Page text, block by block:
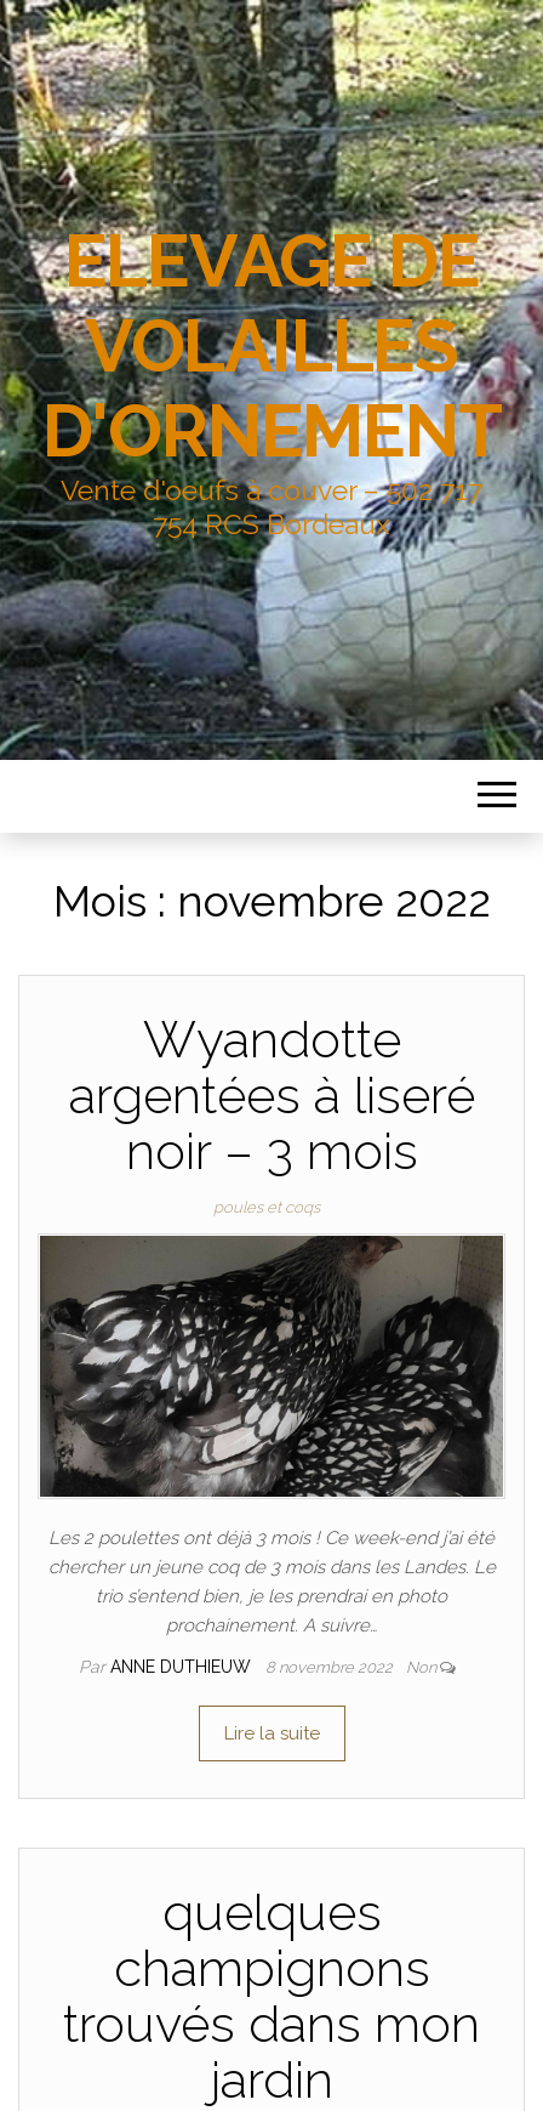
ELEVAGE DE
VOLAILLES
D'ORNEMENT
Vente d'oeufs à couver – 502 717
754 RCS Bordeaux
Mois : novembre 2022
Wyandotte
argentées à liseré
noir – 3 mois
poules et coqs
Les 2 poulettes ont déjà 3 mois ! Ce week-end j’ai été
chercher un jeune coq de 3 mois dans les Landes. Le
trio s’entend bien, je les prendrai en photo
prochainement. A suivre…
ParANNE DUTHIEUW 8 novembre 2022 Non
Lire la suite
quelques
champignons
trouvés dans mon
jardin